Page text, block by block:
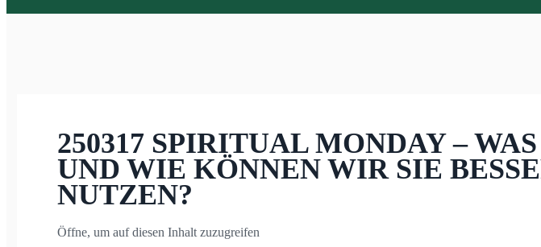
250317 SPIRITUAL MONDAY –
UND WIE KÖNNEN WIR SIE
NUTZEN?
Öffne, um auf diesen Inhalt zuzugreifen